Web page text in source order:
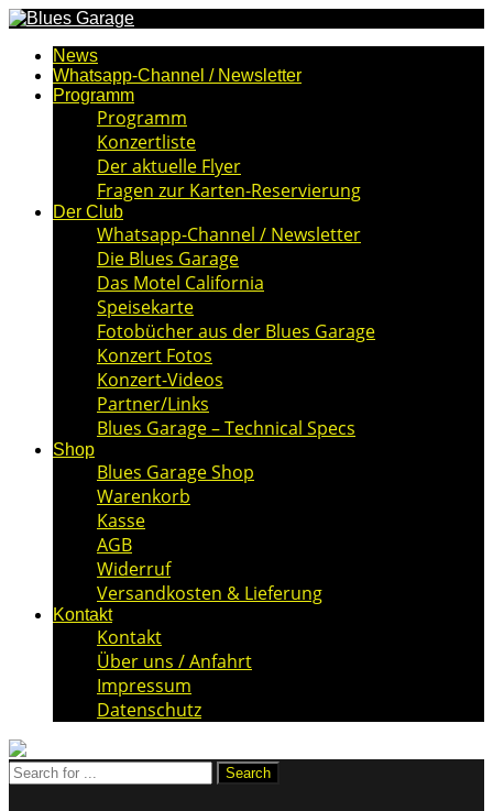
News
Whatsapp-Channel / Newsletter
Programm
Programm
Konzertliste
Der aktuelle Flyer
Fragen zur Karten-Reservierung
Der Club
Whatsapp-Channel / Newsletter
Die Blues Garage
Das Motel California
Speisekarte
Fotobücher aus der Blues Garage
Konzert Fotos
Konzert-Videos
Partner/Links
Blues Garage – Technical Specs
Shop
Blues Garage Shop
Warenkorb
Kasse
AGB
Widerruf
Versandkosten & Lieferung
Kontakt
Kontakt
Über uns / Anfahrt
Impressum
Datenschutz